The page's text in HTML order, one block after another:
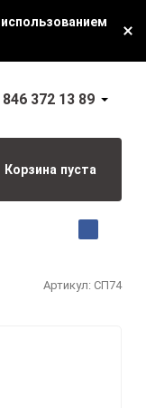
846 372 13 89
Корзина пуста
Артикул: СП74